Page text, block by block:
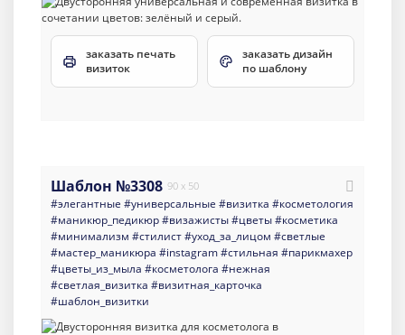
заказать печать
визиток
заказать дизайн
по шаблону
Шаблон №3308 90 x 50
#элегантные #универсальные #визитка #косметология
#маникюр_педикюр#визажисты#цветы#косметика
#минимализм #стилист#уход_за_лицом #светлые
#мастер_маникюра #instagram#стильная #парикмахер
#цветы_из_мыла #косметолога #нежная
#светлая_визитка #визитная_карточка
#шаблон_визитки